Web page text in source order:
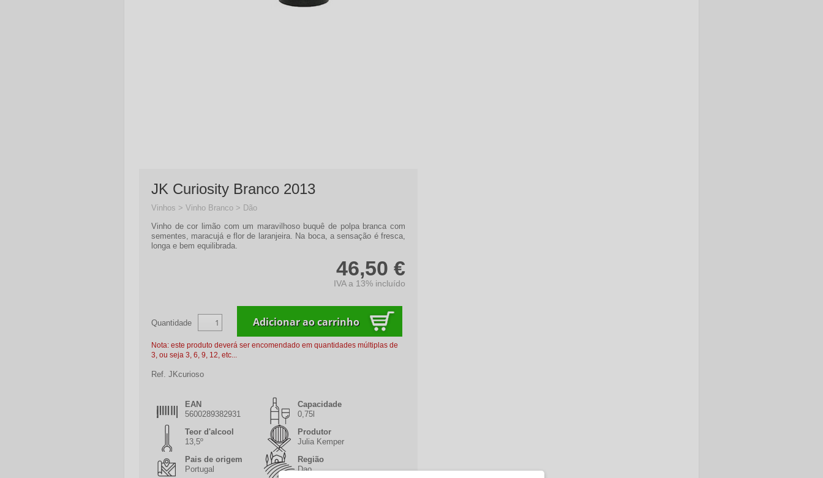
JK Curiosity Branco 2013
Vinhos > Vinho Branco > Dão
Vinho de cor limão com um maravilhoso buquê de polpa branca com
sementes, maracujá e flor de laranjeira. Na boca, a sensação é fresca,
longa e bem equilibrada.
46,50 €
IVA a 13% incluído
Quantidade
Nota: este produto deverá ser encomendado em quantidades múltiplas de
3, ou seja 3, 6, 9, 12, etc...
Ref. JKcurioso
EAN
5600289382931
Capacidade
0,75l
Teor d'alcool
13,5º
Produtor
Julia Kemper
Pais de origem
Portugal
Região
Dao